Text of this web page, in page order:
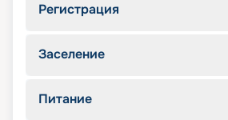
Регистрация
Заселение
Питание